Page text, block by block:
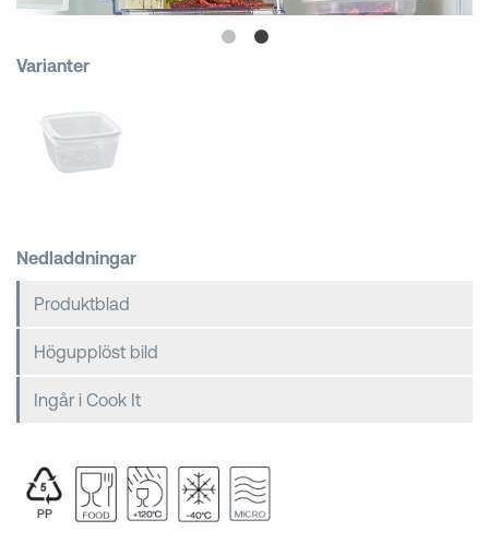
Varianter
Nedladdningar
Produktblad
Högupplöst bild
Ingår i Cook It